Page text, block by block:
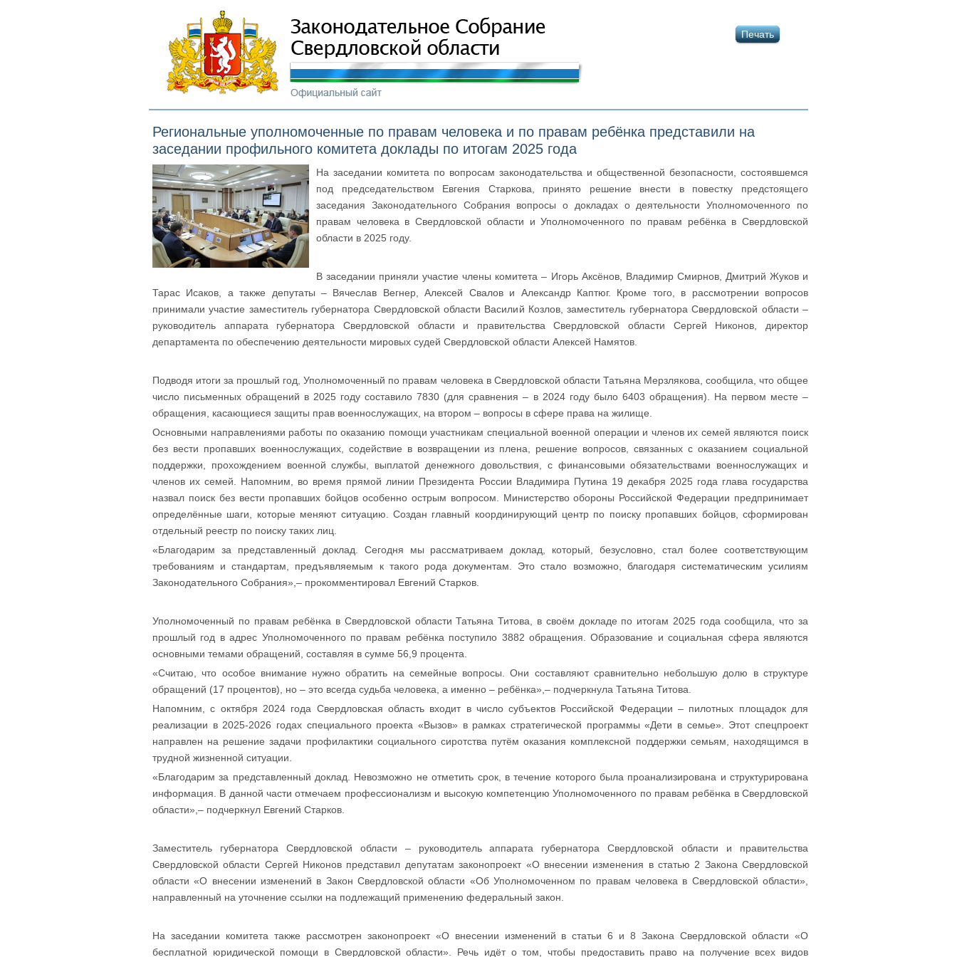
Печать
Региональные уполномоченные по правам человека и по правам ребёнка представили на
заседании профильного комитета доклады по итогам 2025 года
На заседании комитета по вопросам законодательства и общественной безопасности, состоявшемся
под председательством Евгения Старкова, принято решение внести в повестку предстоящего
заседания Законодательного Собрания вопросы о докладах о деятельности Уполномоченного по
правам человека в Свердловской области и Уполномоченного по правам ребёнка в Свердловской
области в 2025 году.
В заседании приняли участие члены комитета – Игорь Аксёнов, Владимир Смирнов, Дмитрий Жуков и
Тарас Исаков, а также депутаты – Вячеслав Вегнер, Алексей Свалов и Александр Каптюг. Кроме того, в рассмотрении вопросов
принимали участие заместитель губернатора Свердловской области Василий Козлов, заместитель губернатора Свердловской области –
руководитель аппарата губернатора Свердловской области и правительства Свердловской области Сергей Никонов, директор
департамента по обеспечению деятельности мировых судей Свердловской области Алексей Намятов.
Подводя итоги за прошлый год, Уполномоченный по правам человека в Свердловской области Татьяна Мерзлякова, сообщила, что общее
число письменных обращений в 2025 году составило 7830 (для сравнения – в 2024 году было 6403 обращения). На первом месте –
обращения, касающиеся защиты прав военнослужащих, на втором – вопросы в сфере права на жилище.
Основными направлениями работы по оказанию помощи участникам специальной военной операции и членов их семей являются поиск
без вести пропавших военнослужащих, содействие в возвращении из плена, решение вопросов, связанных с оказанием социальной
поддержки, прохождением военной службы, выплатой денежного довольствия, с финансовыми обязательствами военнослужащих и
членов их семей. Напомним, во время прямой линии Президента России Владимира Путина 19 декабря 2025 года глава государства
назвал поиск без вести пропавших бойцов особенно острым вопросом. Министерство обороны Российской Федерации предпринимает
определённые шаги, которые меняют ситуацию. Создан главный координирующий центр по поиску пропавших бойцов, сформирован
отдельный реестр по поиску таких лиц.
«Благодарим за представленный доклад. Сегодня мы рассматриваем доклад, который, безусловно, стал более соответствующим
требованиям и стандартам, предъявляемым к такого рода документам. Это стало возможно, благодаря систематическим усилиям
Законодательного Собрания»,– прокомментировал Евгений Старков.
Уполномоченный по правам ребёнка в Свердловской области Татьяна Титова, в своём докладе по итогам 2025 года сообщила, что за
прошлый год в адрес Уполномоченного по правам ребёнка поступило 3882 обращения. Образование и социальная сфера являются
основными темами обращений, составляя в сумме 56,9 процента.
«Считаю, что особое внимание нужно обратить на семейные вопросы. Они составляют сравнительно небольшую долю в структуре
обращений (17 процентов), но – это всегда судьба человека, а именно – ребёнка»,– подчеркнула Татьяна Титова.
Напомним, с октября 2024 года Свердловская область входит в число субъектов Российской Федерации – пилотных площадок для
реализации в 2025-2026 годах специального проекта «Вызов» в рамках стратегической программы «Дети в семье». Этот спецпроект
направлен на решение задачи профилактики социального сиротства путём оказания комплексной поддержки семьям, находящимся в
трудной жизненной ситуации.
«Благодарим за представленный доклад. Невозможно не отметить срок, в течение которого была проанализирована и структурирована
информация. В данной части отмечаем профессионализм и высокую компетенцию Уполномоченного по правам ребёнка в Свердловской
области»,– подчеркнул Евгений Старков.
Заместитель губернатора Свердловской области – руководитель аппарата губернатора Свердловской области и правительства
Свердловской области Сергей Никонов представил депутатам законопроект «О внесении изменения в статью 2 Закона Свердловской
области «О внесении изменений в Закон Свердловской области «Об Уполномоченном по правам человека в Свердловской области»,
направленный на уточнение ссылки на подлежащий применению федеральный закон.
На заседании комитета также рассмотрен законопроект «О внесении изменений в статьи 6 и 8 Закона Свердловской области «О
бесплатной юридической помощи в Свердловской области». Речь идёт о том, чтобы предоставить право на получение всех видов